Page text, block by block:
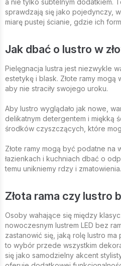
a nie tylko subtelnym dodatkiem.
sprawdzają się jako pojedynczy,
miarę pustej ścianie, gdzie ich
Jak dbać o lustro w
Pielęgnacja lustra jest niezwykle
estetykę i blask. Złote ramy mogą
aby nie straciły swojego uroku.
Aby lustro wyglądało jak nowe,
delikatnym detergentem i miękką
środków czyszczących, które
Złote ramy mogą być podatne na
łazienkach i kuchniach dbać o
temu unikniemy rdzy i zmatowienia.
Złota rama czy lustro
Osoby wahające się między
nowoczesnym lustrem LED bez
zastanowić się, jaką rolę lustro ma
to wybór przede wszystkim
się jako samodzielny akcent